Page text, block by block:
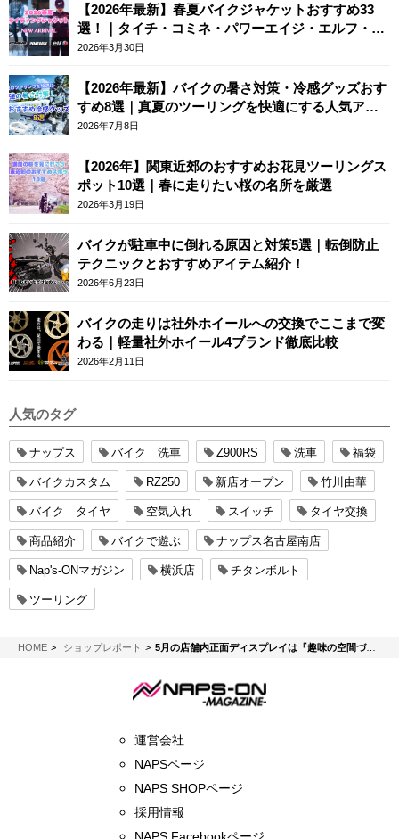
【2026年最新】春夏バイクジャケットおすすめ33
選！｜タイチ・コミネ・パワーエイジ・エルフ・エ
ースカフェロンドン
2026年3月30日
【2026年最新】バイクの暑さ対策・冷感グッズおす
すめ8選｜真夏のツーリングを快適にする人気アイ
テム
2026年7月8日
【2026年】関東近郊のおすすめお花見ツーリングス
ポット10選｜春に走りたい桜の名所を厳選
2026年3月19日
バイクが駐車中に倒れる原因と対策5選｜転倒防止
テクニックとおすすめアイテム紹介！
2026年6月23日
バイクの走りは社外ホイールへの交換でここまで変
わる｜軽量社外ホイール4ブランド徹底比較
2026年2月11日
人気のタグ
ナップス バイク 洗車 Z900RS 洗車 福袋
バイクカスタム RZ250 新店オープン 竹川由華
バイク タイヤ 空気入れ スイッチ タイヤ交換
商品紹介 バイクで遊ぶ ナップス名古屋南店
Nap's-ONマガジン 横浜店 チタンボルト
ツーリング
HOMENAPS-ON マガジン
ショップレポート 5月の店舗内正面ディスプレイは『趣味の空間づくり』
運営会社
NAPSページ
NAPS SHOPページ
採用情報